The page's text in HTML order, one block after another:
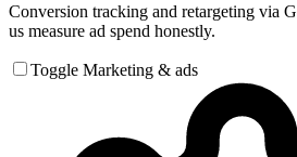
Conversion tracking and retargeting via
us measure ad spend honestly.
Toggle Marketing & ads